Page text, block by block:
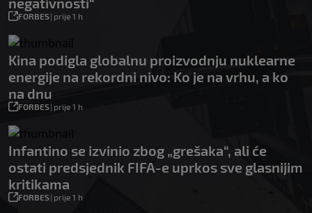
FORBES| prije 1 h
Kina podigla globalnu proizvodnju nuklearne
energije na rekordni nivo: Ko je na vrhu, a ko
na dnu
FORBES| prije 1 h
Infantino se izvinio zbog „grešaka“, ali će
ostati predsjednik FIFA-e uprkos sve glasnijim
kritikama
FORBES| prije 1 h